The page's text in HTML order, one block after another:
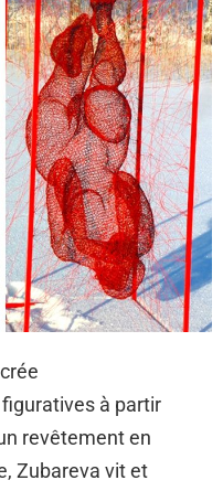
crée
à partir
revêtement en
Zubareva vit et